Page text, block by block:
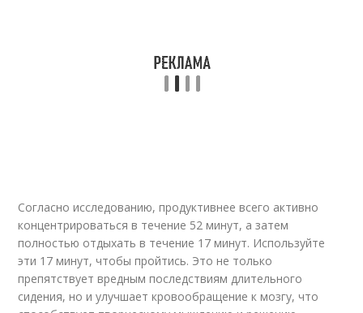
Согласно исследованию, продуктивнее всего активно
концентрироваться в течение 52 минут, а затем
полностью отдыхать в течение 17 минут. Используйте
эти 17 минут, чтобы пройтись. Это не только
препятствует вредным последствиям длительного
сидения, но и улучшает кровообращение к мозгу, что